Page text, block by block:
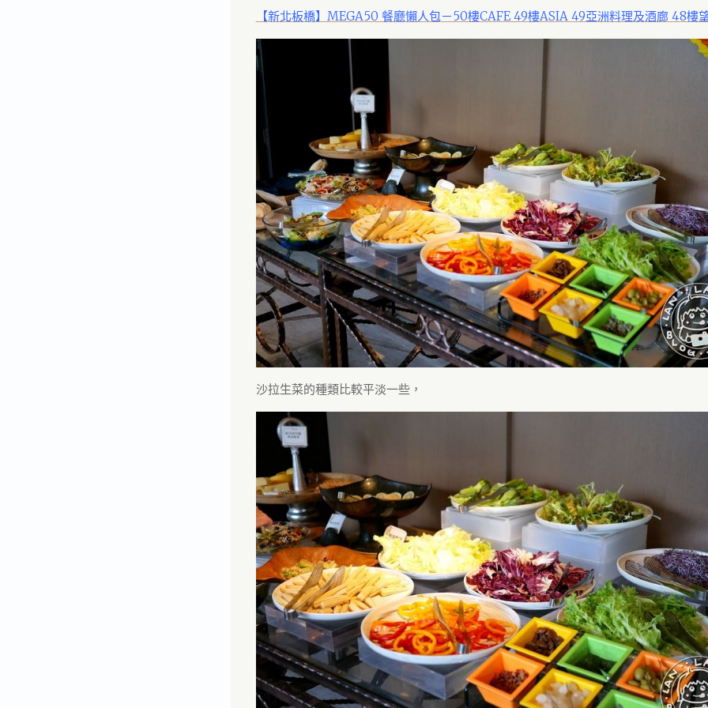
【新北板橋】MEGA50 餐廳懶人包－50樓CAFE 49樓ASIA 49亞洲料理及酒廊 48樓
沙拉生菜的種類比較平淡一些，